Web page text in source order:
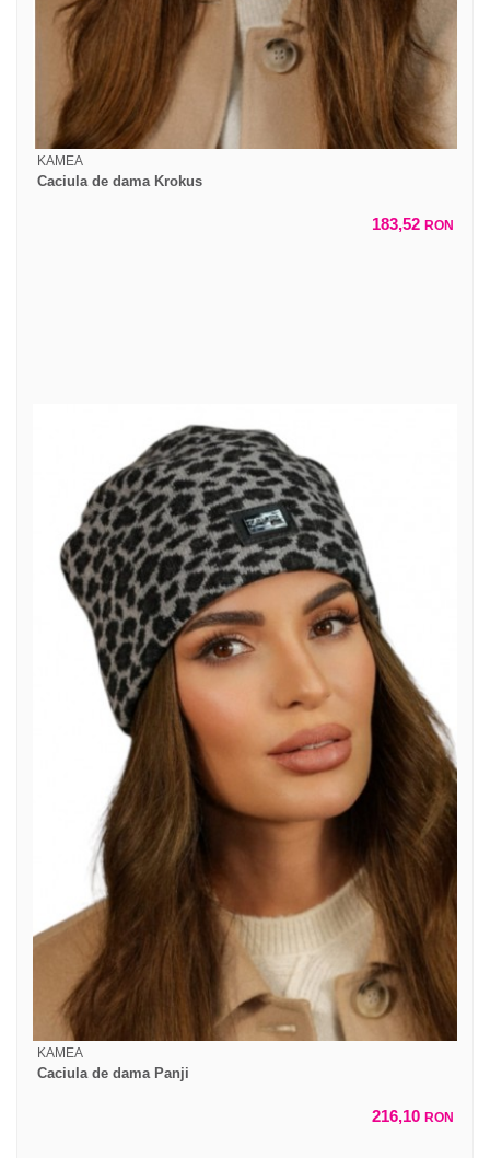
KAMEA
Caciula de dama Krokus
183,52 RON
KAMEA
Caciula de dama Panji
216,10 RON